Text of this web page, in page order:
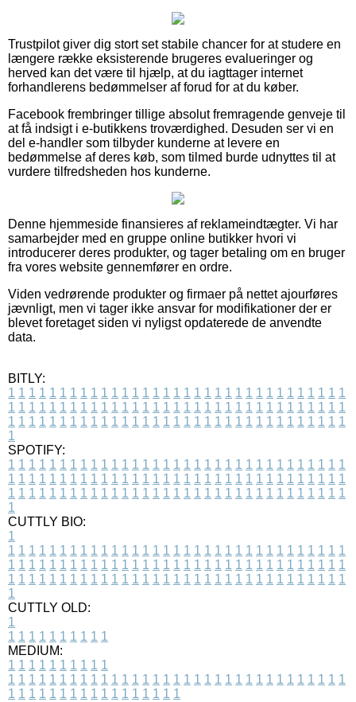
Trustpilot giver dig stort set stabile chancer for at studere en
længere række eksisterende brugeres evalueringer og
herved kan det være til hjælp, at du iagttager internet
forhandlerens bedømmelser af forud for at du køber.
Facebook frembringer tillige absolut fremragende genveje til
at få indsigt i e-butikkens troværdighed. Desuden ser vi en
del e-handler som tilbyder kunderne at levere en
bedømmelse af deres køb, som tilmed burde udnyttes til at
vurdere tilfredsheden hos kunderne.
Denne hjemmeside finansieres af reklameindtægter. Vi har
samarbejder med en gruppe online butikker hvori vi
introducerer deres produkter, og tager betaling om en bruger
fra vores website gennemfører en ordre.
Viden vedrørende produkter og firmaer på nettet ajourføres
jævnligt, men vi tager ikke ansvar for modifikationer der er
blevet foretaget siden vi nyligst opdaterede de anvendte
data.
BITLY:
1 1 1 1 1 1 1 1 1 1 1 1 1 1 1 1 1 1 1 1 1 1 1 1 1 1 1 1 1 1 1 1 1
1 1 1 1 1 1 1 1 1 1 1 1 1 1 1 1 1 1 1 1 1 1 1 1 1 1 1 1 1 1 1 1 1
1 1 1 1 1 1 1 1 1 1 1 1 1 1 1 1 1 1 1 1 1 1 1 1 1 1 1 1 1 1 1 1 1
1
SPOTIFY:
1 1 1 1 1 1 1 1 1 1 1 1 1 1 1 1 1 1 1 1 1 1 1 1 1 1 1 1 1 1 1 1 1
1 1 1 1 1 1 1 1 1 1 1 1 1 1 1 1 1 1 1 1 1 1 1 1 1 1 1 1 1 1 1 1 1
1 1 1 1 1 1 1 1 1 1 1 1 1 1 1 1 1 1 1 1 1 1 1 1 1 1 1 1 1 1 1 1 1
1
CUTTLY BIO:
1
1 1 1 1 1 1 1 1 1 1 1 1 1 1 1 1 1 1 1 1 1 1 1 1 1 1 1 1 1 1 1 1 1
1 1 1 1 1 1 1 1 1 1 1 1 1 1 1 1 1 1 1 1 1 1 1 1 1 1 1 1 1 1 1 1 1
1 1 1 1 1 1 1 1 1 1 1 1 1 1 1 1 1 1 1 1 1 1 1 1 1 1 1 1 1 1 1 1 1
1
CUTTLY OLD:
1
1 1 1 1 1 1 1 1 1 1
MEDIUM:
1 1 1 1 1 1 1 1 1 1
1 1 1 1 1 1 1 1 1 1 1 1 1 1 1 1 1 1 1 1 1 1 1 1 1 1 1 1 1 1 1 1 1
1 1 1 1 1 1 1 1 1 1 1 1 1 1 1 1 1